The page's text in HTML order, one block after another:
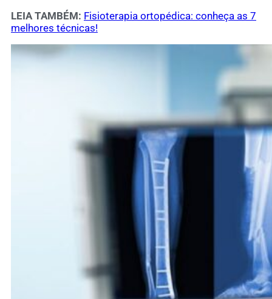
LEIA TAMBÉM: Fisioterapia ortopédica: conheça as 7
melhores técnicas!